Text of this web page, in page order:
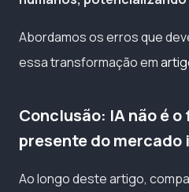
Abordamos os erros que
essa transformação em
Conclusão: IA não é
presente do
Ao longo deste artigo,